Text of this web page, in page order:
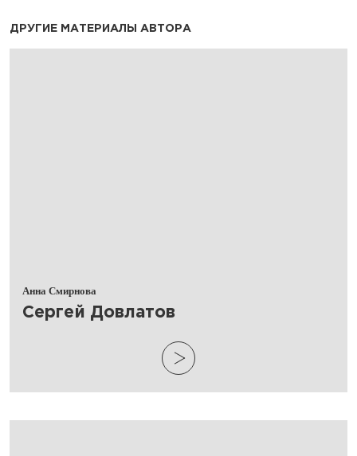
ДРУГИЕ МАТЕРИАЛЫ АВТОРА
Анна Смирнова
​Сергей Довлатов